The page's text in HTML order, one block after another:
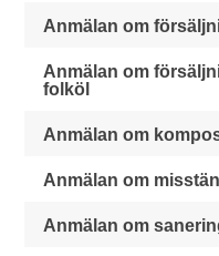
Anmälan om
Anmälan om
folköl
Anmälan om
Anmälan om
Anmälan om